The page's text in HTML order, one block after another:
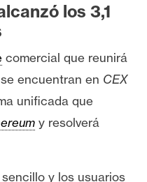
los 3,1
comercial que reunirá
encuentran en CEX
unificada que
y resolverá
y los usuarios